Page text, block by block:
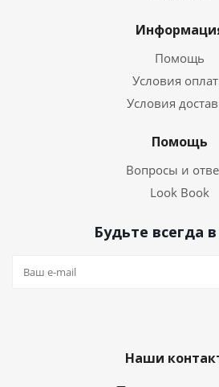
Помощь
Условия
Условия
Помощь
Вопросы и
Look Book
Будьте всегда в
Наши